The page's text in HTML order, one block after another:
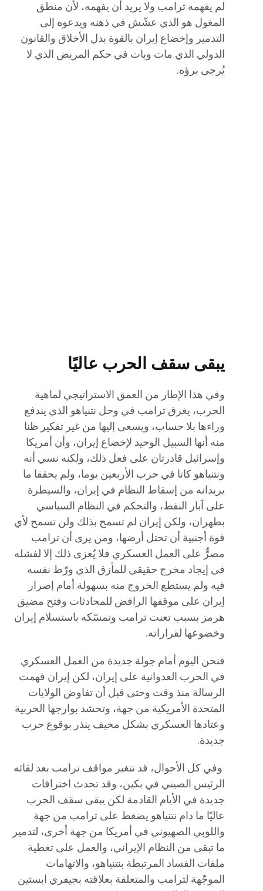
لم يفهمه ترامب ولا يريد أن يفهمه، لأن منطق
المغول هو الذي عشّش في ذهنه ويدعوه إلى
التدمير وإخضاع إيران بالقوة بدل الأخلاق والقانون
الدولي الذي مات وبات في حكم المريض الذي لا
يُرجى برؤه.
يبقى سقف الحرب عاليًا
وفي هذا الإطار من العمق الاستراتيجي لماهية
الحرب، يغرق ترامب في وحل نتنياهو الذي يندفع
وراءها بلا حساب، ويسعى إليها من غير تفكير ظنا
منه أنها السبيل الوحيد لإخضاع إيران، وأن أمريكا
وإسرائيل قادرتان على فعل ذلك، ولكنه نسي أنه
ونتنياهو كانا في حرب الأربعين يوما، ولم يحققا ما
يريدانه من إسقاط النظام في إيران، والسيطرة
على آبار النفط، والتحكم في النظام السياسي
بطهران، ولكن إيران لم تسمح بذلك ولن تسمح لأي
قوة أجنبية أن تحتل أرضها، ومن يرى أن ترامب
مصرٌّ على العمل العسكري فلا يُعزى ذلك إلا لفشله
في إيجاد مخرج حقيقي للمأزق الذي ورّط نفسه
فيه ولم يستطع الخروج منه بسهولة أمام إصرار
إيران على موقفها الرافض للمحادثات وفتح مضيق
هرمز بسبب تعنت ترامب وتمسّكه باستسلام إيران
وخضوعها لقراراته.
فنحن اليوم أمام جولة جديدة من العمل العسكري
في الحرب العدوانية على إيران، لكن إيران فهمت
الرسالة منذ وقت وحتى قبل أن تفاوض الولايات
المتحدة الأمريكية من جهة، وتحشد بوارجها الحربية
وعتادها العسكري بشكل مخيف ينذر بوقوع حرب
جديدة.
وفي كل الأحوال، قد تتغير مواقف ترامب بعد لقائه
الرئيس الصيني في بكين، وقد تحدث اختراقات
جديدة في الأيام القادمة لكن يبقى سقف الحرب
عاليًا ما دام نتنياهو يضغط على ترامب من جهة
واللوبي الصهيوني في أمريكا من جهة أخرى، لتدمير
ما تبقى من النظام الإيراني، والعمل على تغطية
ملفات الفساد المرتبطة بنتنياهو، والاتهامات
الموجّهة لترامب والمتعلقة بعلاقته بجيفري ابستين